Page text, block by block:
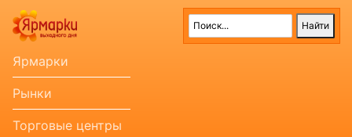
Ярмарки
Рынки
Торговые центры